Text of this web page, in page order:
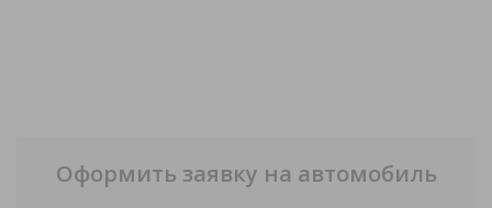
Оформить заявку на автомобиль